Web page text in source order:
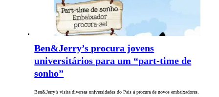
Ben&Jerry’s procura jovens
universitários para um “part-time de
sonho”
Ben&Jerry’s visita diversas universidades do País à procura de novos embaixadores.